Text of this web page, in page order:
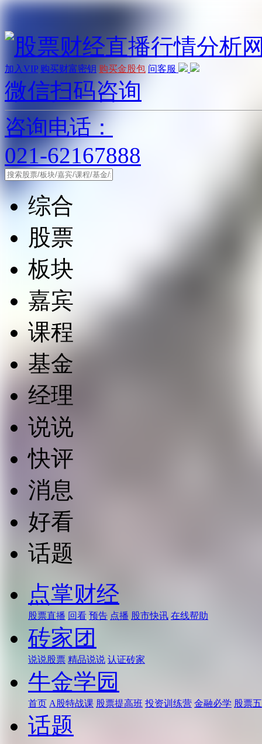
加入VIP 购买财富密钥 购买金股包 问客服
微信扫码咨询
咨询电话：
021-62167888
综合
股票
板块
嘉宾
课程
基金
经理
说说
快评
消息
好看
话题
点掌财经
股票直播 回看 预告 点播 股市快讯 在线帮助
砖家团
说说股票 精品说说 认证砖家
牛金学园
首页 A股特战课 股票提高班 投资训练营 金融必学 股票
话题